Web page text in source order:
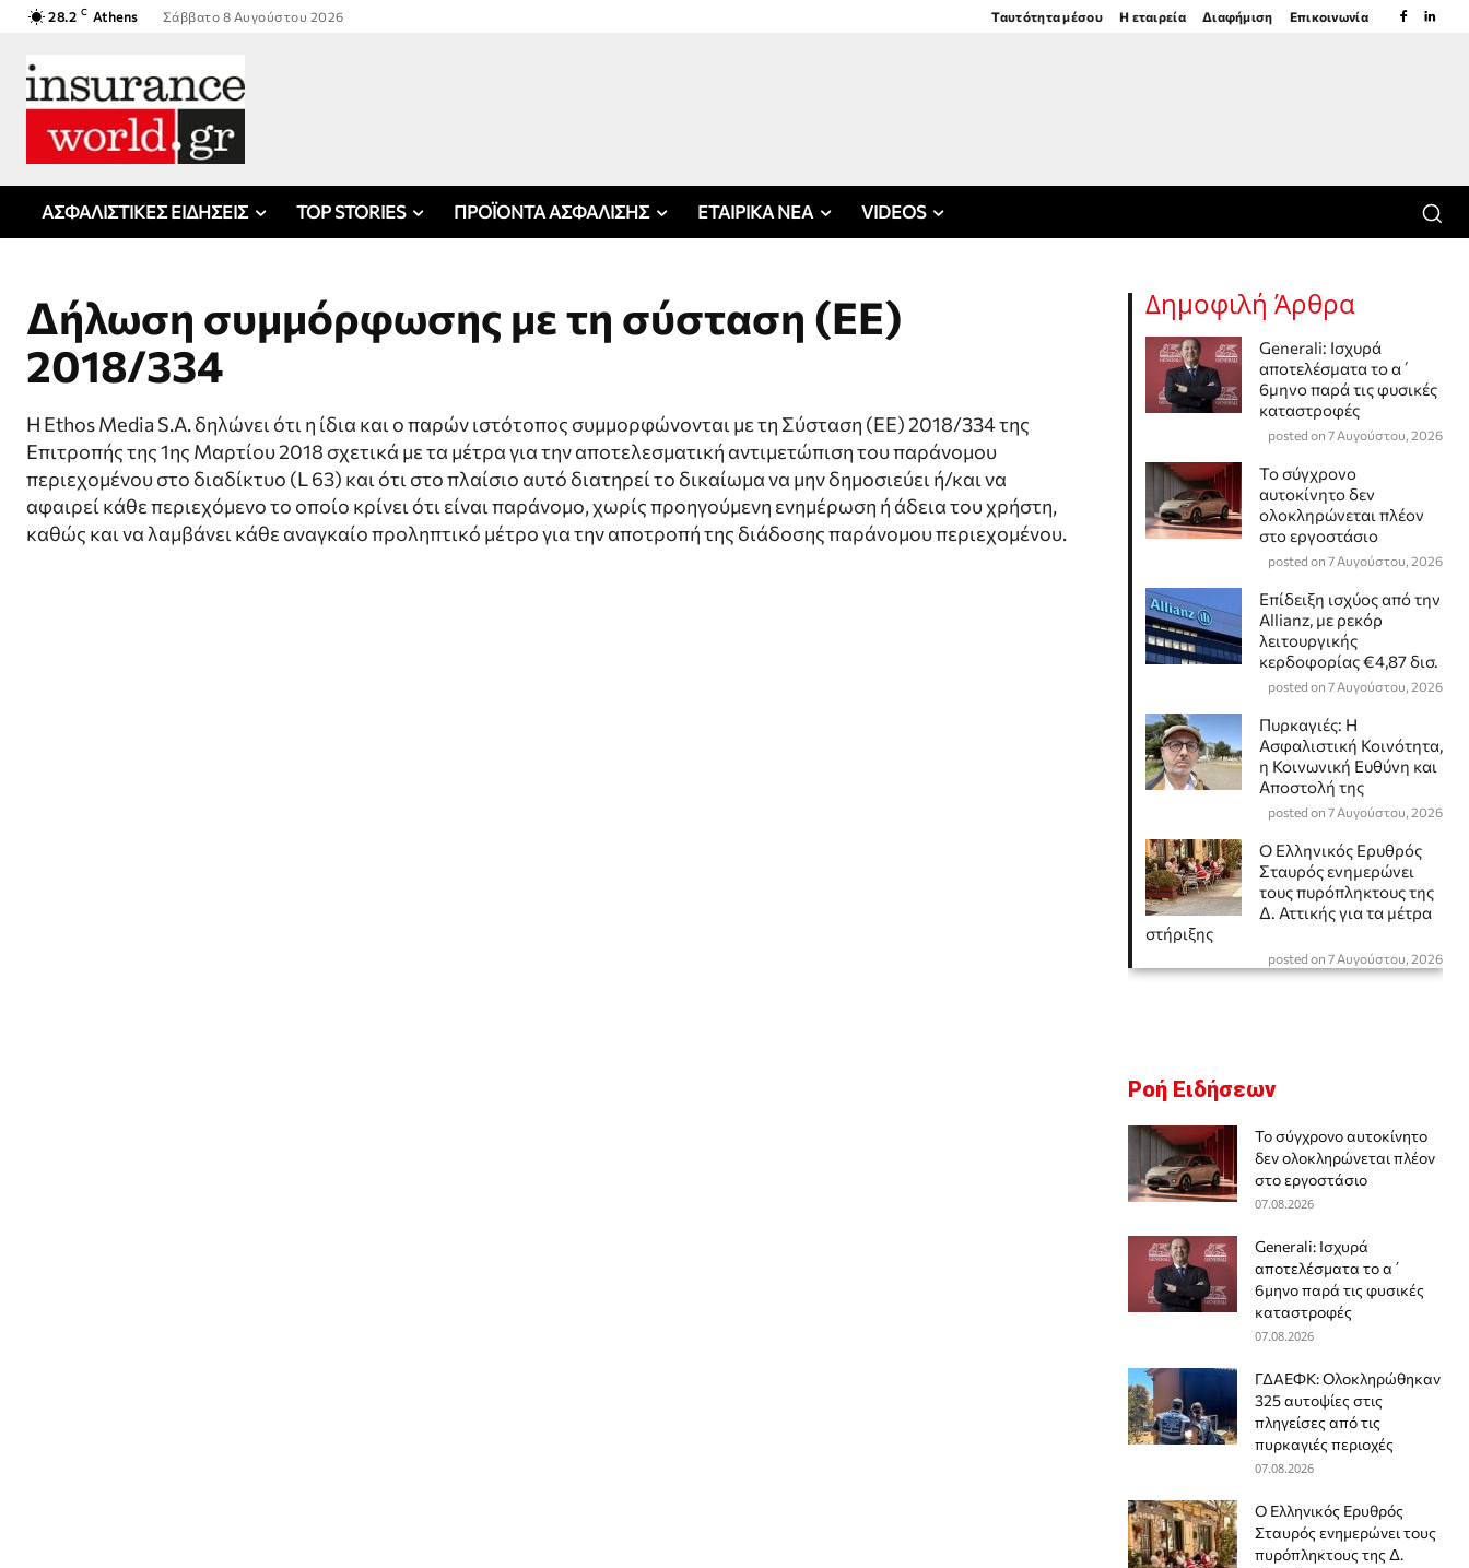
28.2 C Athens Σάββατο 8 Αυγούστου 2026 Ταυτότητα μέσου Η εταιρεία Διαφήμιση Επικοινωνία
ΑΣΦΑΛΙΣΤΙΚΕΣ ΕΙΔΗΣΕΙΣ TOP STORIES ΠΡΟΪΟΝΤΑ ΑΣΦΑΛΙΣΗΣ ΕΤΑΙΡΙΚΑ ΝΕΑ VIDEOS
Δήλωση συμμόρφωσης με τη σύσταση (ΕΕ)
2018/334
Η Ethos Media S.A. δηλώνει ότι η ίδια και ο παρών ιστότοπος συμμορφώνονται με τη Σύσταση (ΕΕ) 2018/334 της
Επιτροπής της 1ης Μαρτίου 2018 σχετικά με τα μέτρα για την αποτελεσματική αντιμετώπιση του παράνομου
περιεχομένου στο διαδίκτυο (L 63) και ότι στο πλαίσιο αυτό διατηρεί το δικαίωμα να μην δημοσιεύει ή/και να
αφαιρεί κάθε περιεχόμενο το οποίο κρίνει ότι είναι παράνομο, χωρίς προηγούμενη ενημέρωση ή άδεια του χρήστη,
καθώς και να λαμβάνει κάθε αναγκαίο προληπτικό μέτρο για την αποτροπή της διάδοσης παράνομου περιεχομένου.
Δημοφιλή Άρθρα
Generali: Ισχυρά
αποτελέσματα το α΄
6μηνο παρά τις φυσικές
καταστροφές
posted on 7 Αυγούστου, 2026
Το σύγχρονο
αυτοκίνητο δεν
ολοκληρώνεται πλέον
στο εργοστάσιο
posted on 7 Αυγούστου, 2026
Επίδειξη ισχύος από την
Allianz, με ρεκόρ
λειτουργικής
κερδοφορίας €4,87 δισ.
posted on 7 Αυγούστου, 2026
Πυρκαγιές: Η
Ασφαλιστική Κοινότητα,
η Κοινωνική Ευθύνη και
Αποστολή της
posted on 7 Αυγούστου, 2026
Ο Ελληνικός Ερυθρός
Σταυρός ενημερώνει
τους πυρόπληκτους της
Δ. Αττικής για τα μέτρα
στήριξης
posted on 7 Αυγούστου, 2026
Ροή Ειδήσεων
Το σύγχρονο αυτοκίνητο
δεν ολοκληρώνεται πλέον
στο εργοστάσιο
07.08.2026
Generali: Ισχυρά
αποτελέσματα το α΄
6μηνο παρά τις φυσικές
καταστροφές
07.08.2026
ΓΔΑΕΦΚ: Ολοκληρώθηκαν
325 αυτοψίες στις
πληγείσες από τις
πυρκαγιές περιοχές
07.08.2026
Ο Ελληνικός Ερυθρός
Σταυρός ενημερώνει τους
πυρόπληκτους της Δ.